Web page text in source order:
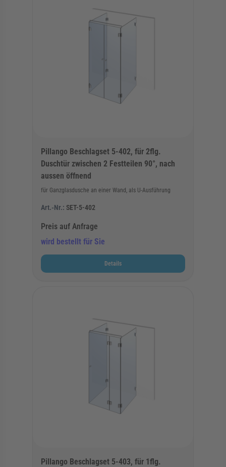
Pillango Beschlagset 5-402, für 2flg.
Duschtür zwischen 2 Festteilen 90°, nach
aussen öffnend
für Ganzglasdusche an einer Wand, als U-Ausführung
Art.-Nr.: SET-5-402
Preis auf Anfrage
wird bestellt für Sie
Details
Pillango Beschlagset 5-403, für 1flg.